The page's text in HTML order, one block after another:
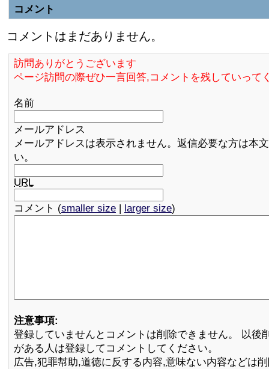
コメント
コメントはまだありません。
訪問ありがとうございます
ページ訪問の際ぜひ一言回答,コメントを残していって
名前
メールアドレス
メールアドレスは表示されません。返信必要な方は本
い。
URL
コメント (smaller size | larger size)
注意事項:
登録していませんとコメントは削除できません。 以後
がある人は登録してコメントしてください。
広告,犯罪幇助,道徳に反する内容,意味ない内容などは